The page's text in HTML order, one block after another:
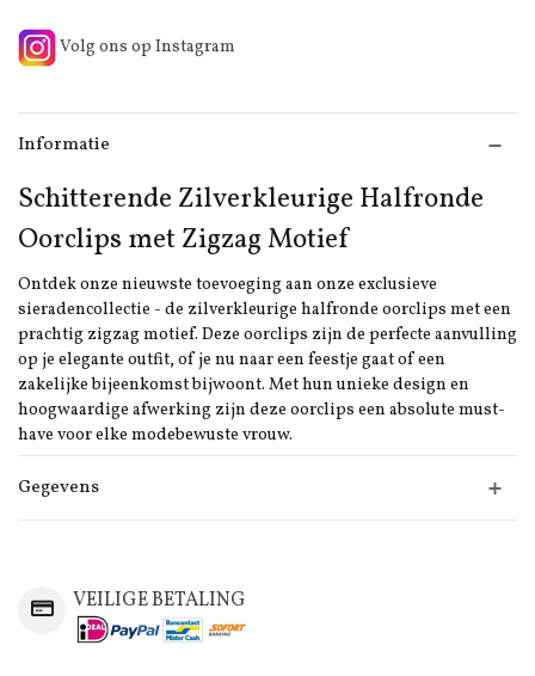
Volg ons op Instagram
Informatie
Schitterende Zilverkleurige Halfronde
Oorclips met Zigzag Motief
Ontdek onze nieuwste toevoeging aan onze exclusieve
sieradencollectie - de zilverkleurige halfronde oorclips met een
prachtig zigzag motief. Deze oorclips zijn de perfecte aanvulling
op je elegante outfit, of je nu naar een feestje gaat of een
zakelijke bijeenkomst bijwoont. Met hun unieke design en
hoogwaardige afwerking zijn deze oorclips een absolute must-
have voor elke modebewuste vrouw.
Gegevens
VEILIGE BETALING